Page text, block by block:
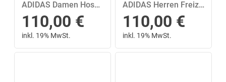
ADIDAS Damen Hose W UTILITAS ZO P 38 in Schwarz
110,00 €
inkl. 19% MwSt.
ADIDAS Herren Freizeitschuhe Samba IN 39 ⅓ in Grau
110,00 €
inkl. 19% MwSt.